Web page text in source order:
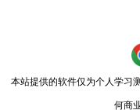
本站提供的软件仅为个人学习
何商